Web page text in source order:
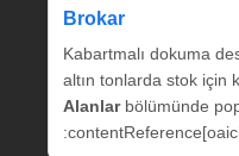
Brokar
Kabartmalı dokuma
altın tonlarda stok için
Alanlarbölümünde